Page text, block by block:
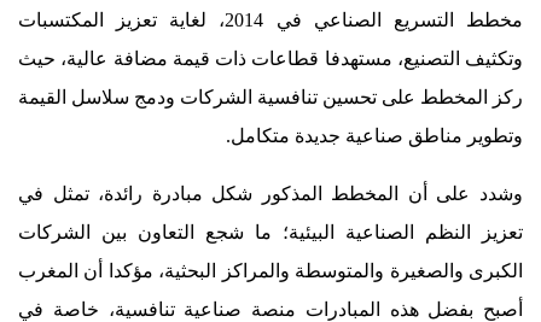
مخطط التسريع الصناعي في 2014، لغاية تعزيز المكتسبات
وتكثيف التصنيع، مستهدفا قطاعات ذات قيمة مضافة عالية، حيث
ركز المخطط على تحسين تنافسية الشركات ودمج سلاسل القيمة
وتطوير مناطق صناعية جديدة متكامل.
وشدد على أن المخطط المذكور شكل مبادرة رائدة، تمثل في
تعزيز النظم الصناعية البيئية؛ ما شجع التعاون بين الشركات
الكبرى والصغيرة والمتوسطة والمراكز البحثية، مؤكدا أن المغرب
أصبح بفضل هذه المبادرات منصة صناعية تنافسية، خاصة في